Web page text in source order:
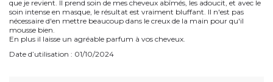
que je revient. Il prend soin de mes cheveux abîmés, les adoucit, et avec le
soin intense en masque, le résultat est vraiment bluffant. Il n'est pas
nécessaire d'en mettre beaucoup dans le creux de la main pour qu'il
mousse bien.
En plus il laisse un agréable parfum à vos cheveux.
Date d’utilisation : 01/10/2024